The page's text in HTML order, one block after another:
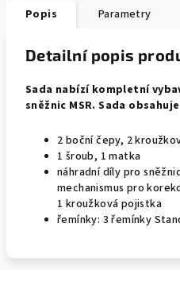
Popis Parametry
Detailní popis
Sada nabízí kompletní
sněžnic MSR. Sada
2 boční čepy, 2
1 šroub, 1 matka
náhradní díly pro
mechanismus pro
1 kroužková pojistka
řemínky: 3 řemínky